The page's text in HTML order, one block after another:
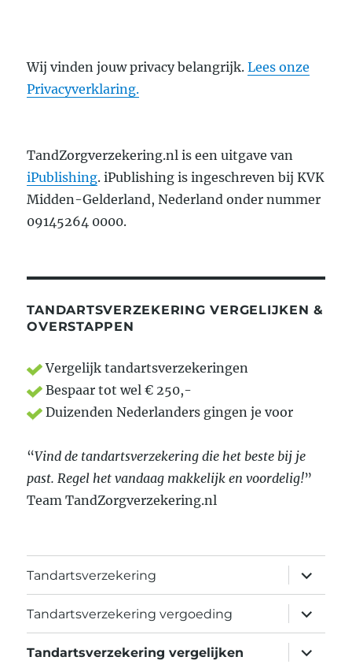
Wij vinden jouw privacy belangrijk.Lees onze
Privacyverklaring.
TandZorgverzekering.nl is een uitgave van
iPublishing. iPublishing is ingeschreven bij KVK
Midden-Gelderland, Nederland onder nummer
09145264 0000.
TANDARTSVERZEKERING VERGELIJKEN &
OVERSTAPPEN
Vergelijk tandartsverzekeringen
Bespaar tot wel € 250,-
Duizenden Nederlanders gingen je voor
“Vind de tandartsverzekering die het beste bij je
past. Regel het vandaag makkelijk en voordelig!”
Team TandZorgverzekering.nl
Tandartsverzekering
vouw
sub-
menu
uit
Tandartsverzekering vergoeding
vouw
sub-
menu
uit
Tandartsverzekering vergelijken
vouw
sub-